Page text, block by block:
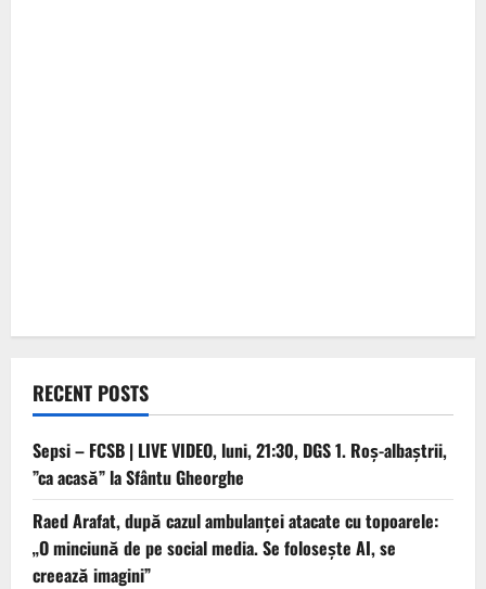
RECENT POSTS
Sepsi – FCSB | LIVE VIDEO, luni, 21:30, DGS 1. Roș-albaștrii,
”ca acasă” la Sfântu Gheorghe
Raed Arafat, după cazul ambulanței atacate cu topoarele:
„O minciună de pe social media. Se folosește AI, se
creează imagini”